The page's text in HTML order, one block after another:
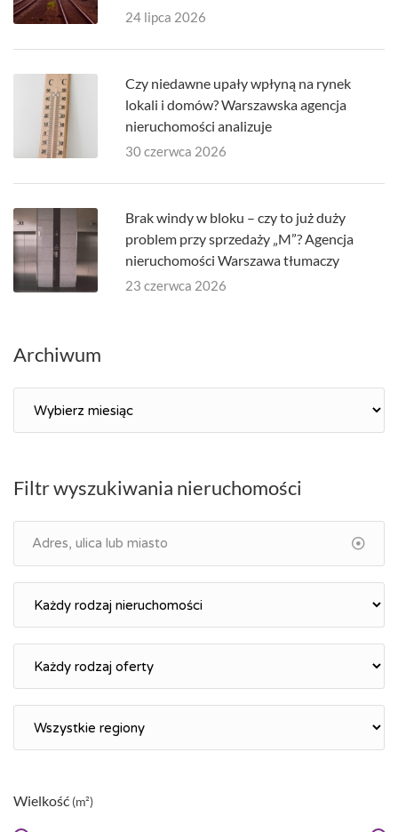
24 lipca 2026
Czy niedawne upały wpłyną na rynek
lokali i domów? Warszawska agencja
nieruchomości analizuje
30 czerwca 2026
Brak windy w bloku – czy to już duży
problem przy sprzedaży „M”? Agencja
nieruchomości Warszawa tłumaczy
23 czerwca 2026
Archiwum
Filtr wyszukiwania nieruchomości
Wielkość (m²)